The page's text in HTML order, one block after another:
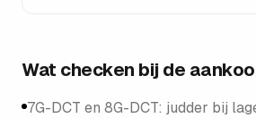
Wat checken bij de
7G-DCT en 8G-DCT: judder bij